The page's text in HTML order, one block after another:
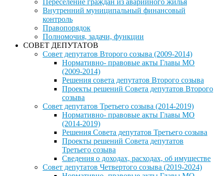
Переселение граждан из аварийного жилья
Внутренний муниципальный финансовый
контроль
Правопорядок
Полномочия, задачи, функции
СОВЕТ ДЕПУТАТОВ
Совет депутатов Второго созыва (2009-2014)
Нормативно- правовые акты Главы МО
(2009-2014)
Решения совета депутатов Второго созыва
Проекты решений Совета депутатов Второго
созыва
Совет депутатов Третьего созыва (2014-2019)
Нормативно- правовые акты Главы МО
(2014-2019)
Решения Совета депутатов Третьего созыва
Проекты решений Совета депутатов
Третьего созыва
Сведения о доходах, расходах, об имуществе
Совет депутатов Четвертого созыва (2019-2024)